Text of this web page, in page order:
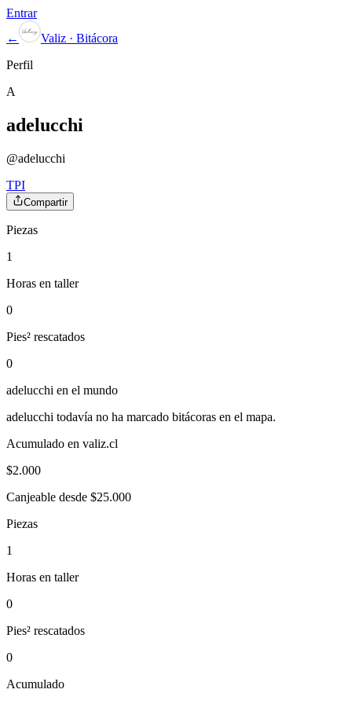
Entrar
←
Valiz · Bitácora
Perfil
A
adelucchi
@adelucchi
TPI
Compartir
Piezas
1
Horas en taller
0
Pies² rescatados
0
adelucchi en el mundo
adelucchi todavía no ha marcado bitácoras en el mapa.
Acumulado en valiz.cl
$2.000
Canjeable desde $25.000
Piezas
1
Horas en taller
0
Pies² rescatados
0
Acumulado